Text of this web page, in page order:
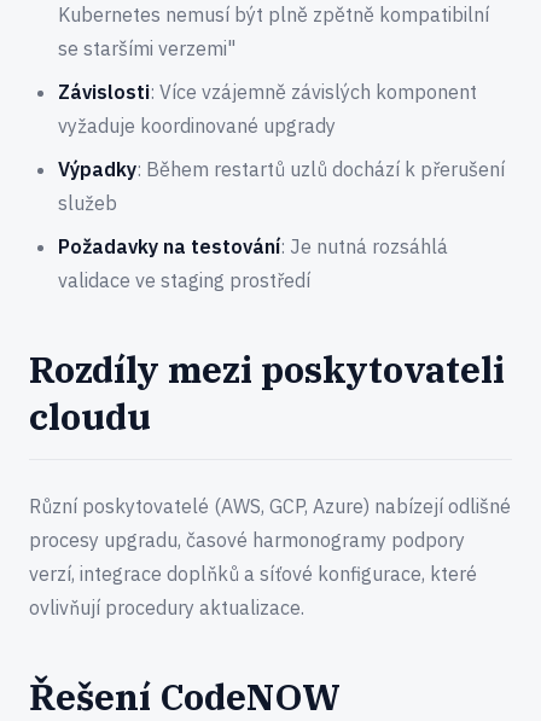
Kubernetes nemusí být plně zpětně kompatibilní
se staršími verzemi"
Závislosti: Více vzájemně závislých komponent
vyžaduje koordinované upgrady
Výpadky: Během restartů uzlů dochází k přerušení
služeb
Požadavky na testování: Je nutná rozsáhlá
validace ve staging prostředí
Rozdíly mezi poskytovateli
cloudu
Různí poskytovatelé (AWS, GCP, Azure) nabízejí odlišné
procesy upgradu, časové harmonogramy podpory
verzí, integrace doplňků a síťové konfigurace, které
ovlivňují procedury aktualizace.
Řešení CodeNOW